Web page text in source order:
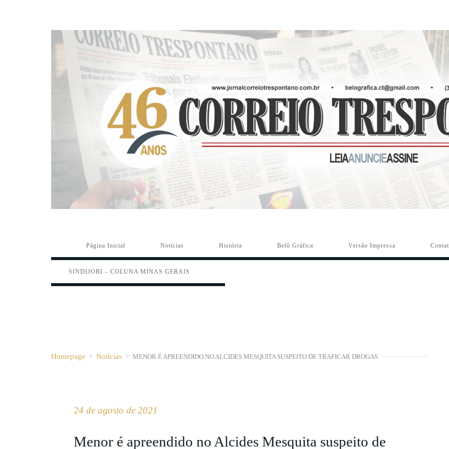
Página Inicial Notícias História Belô Gráfica Versão Impressa
SINDIJORI – COLUNA MINAS GERAIS
Homepage > Notícias > MENOR É APREENDIDO NO ALCIDES MESQUITA SUSPEITO DE TRAFICAR DROGAS
24 de agosto de 2021
Menor é apreendido no Alcides Mesquita suspeito de